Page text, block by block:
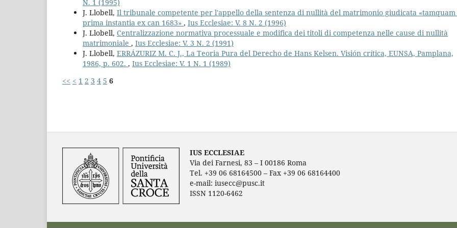
N. 1 (1995)
J. Llobell, Il tribunale competente per l'appello della sentenza di nullità del matrimonio giudicata
prima instantia ex can 1683» , Ius Ecclesiae: V. 8 N. 2 (1996)
J. Llobell, Centralizzazione normativa processuale e modifica dei titoli di competenza nelle cause di nullità
matrimoniale , Ius Ecclesiae: V. 3 N. 2 (1991)
J. Llobell, ERRÁZURIZ M. C. J., La Teoria Pura del Derecho de Hans Kelsen. Visión crítica, EUNSA, Pamplana,
1986, p. 602. , Ius Ecclesiae: V. 1 N. 1 (1989)
<< < 1 2 3 4 5 6
IUS ECCLESIAE
Via dei Farnesi, 83 – I 00186 Roma
Tel. +39 06 68164500 – Fax +39 06 68164400
e-mail: iusecc@pusc.it
ISSN 1120-6462